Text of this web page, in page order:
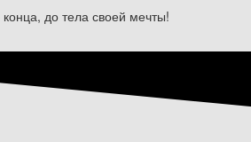
до тела своей мечты!